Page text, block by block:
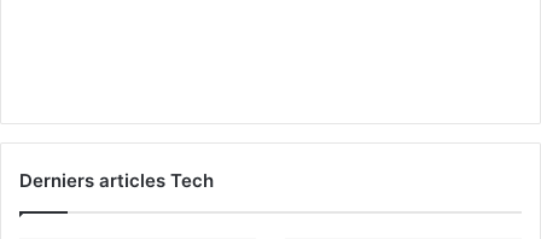
Derniers articles Tech